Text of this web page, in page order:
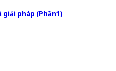
giải pháp (Phần1)